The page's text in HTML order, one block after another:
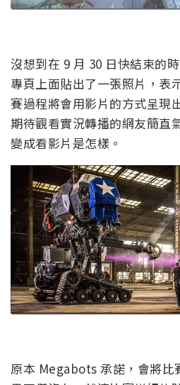
沒想到在 9 月 30 日快結束的
專頁上面貼出了一張照片，表
賽過程將會用影片的方式呈現
期待觀看實況轉播的網友簡直
變成看影片是怎樣。
原本 Megabots 承諾，會將比